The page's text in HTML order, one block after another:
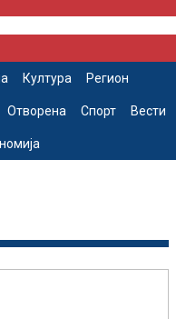
Култура Регион
Отворена Спорт Вести